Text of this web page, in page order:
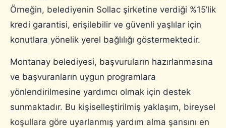
Örneğin, belediyenin Sollac şirketine verdiği %15’lik
kredi garantisi, erişilebilir ve güvenli yaşlılar için
konutlara yönelik yerel bağlılığı göstermektedir.
Montanay belediyesi, başvuruların hazırlanmasına
ve başvuranların uygun programlara
yönlendirilmesine yardımcı olmak için destek
sunmaktadır. Bu kişiselleştirilmiş yaklaşım, bireysel
koşullara göre uyarlanmış yardım alma şansını en